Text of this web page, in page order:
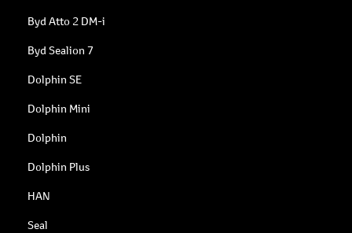
Byd Atto 2 DM-i
Byd Sealion 7
Dolphin SE
Dolphin Mini
Dolphin
Dolphin Plus
HAN
Seal